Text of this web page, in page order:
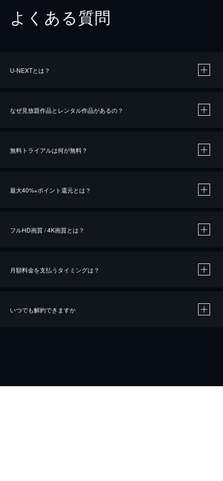
よくある質問
U-NEXTとは？
なぜ見放題作品とレンタル作品があるの？
無料トライアルは何が無料？
最大40%※ポイント還元とは？
※40％ポイント還元の対象は、クレジットカード決済による作品の購入 / レンタルです。
フルHD画質 / 4K画質とは？
月額料金を支払うタイミングは？
いつでも解約できますか